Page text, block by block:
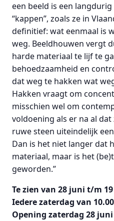
een beeld is een langdurig
“kappen”, zoals ze in
definitief: wat eenmaal is
weg. Beeldhouwen vergt
harde materiaal te lijf te
behoedzaamheid en
dat weg te hakken wat
Hakken vraagt om
misschien wel om
voldoening als er na al
ruwe steen uiteindelijk
Dan is het niet langer dat
materiaal, maar is het
geworden.”
Te zien van 28 juni t/m
Iedere zaterdag van
Opening zaterdag 28 juni